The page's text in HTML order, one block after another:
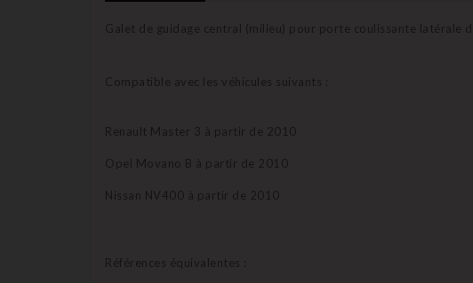
Galet de guidage central (milieu) pour porte coulissante latérale
Compatible avec les véhicules suivants :
Renault Master 3 à partir de 2010
Opel Movano B à partir de 2010
Nissan NV400 à partir de 2010
Références équivalentes :